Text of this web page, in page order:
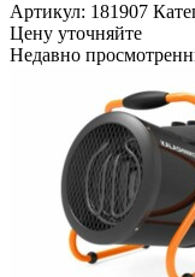
Артикул: 181907
Цену уточняйте
Недавно